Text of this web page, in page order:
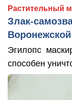
Растительный
Злак-
Эгилопс
способен